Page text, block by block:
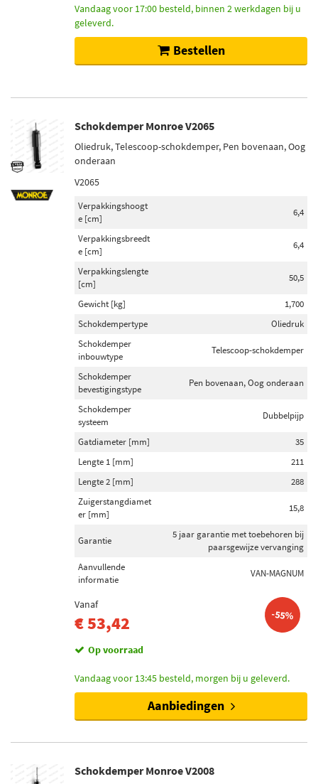
Vandaag voor 17:00 besteld, binnen 2 werkdagen bij u
geleverd.
Bestellen
Schokdemper Monroe V2065
Oliedruk, Telescoop-schokdemper, Pen bovenaan, Oog
onderaan
V2065
Verpakkingshoogt
e [cm]
6,4
Verpakkingsbreedt
e [cm]
6,4
Verpakkingslengte
[cm]
50,5
Gewicht [kg]
1,700
Schokdempertype
Oliedruk
Schokdemper
inbouwtype
Telescoop-schokdemper
Schokdemper
bevestigingstype
Pen bovenaan, Oog onderaan
Schokdemper
systeem
Dubbelpijp
Gatdiameter [mm]
35
Lengte 1 [mm]
211
Lengte 2 [mm]
288
Zuigerstangdiamet
er [mm]
15,8
Garantie
5 jaar garantie met toebehoren bij
paarsgewijze vervanging
Aanvullende
informatie
VAN-MAGNUM
Vanaf
€ 53,42 -55%
Op voorraad
Vandaag voor 13:45 besteld, morgen bij u geleverd.
Aanbiedingen
Schokdemper Monroe V2008